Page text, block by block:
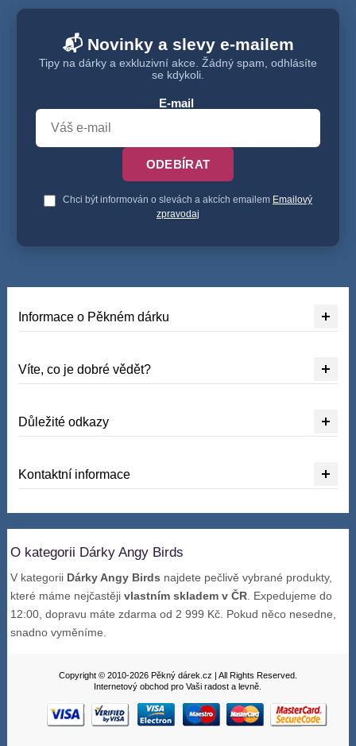
📬 Novinky a slevy e-mailem
Tipy na dárky a exkluzivní akce. Žádný spam, odhlásíte
se kdykoli.
E-mail
ODEBÍRAT
Chci být informován o slevách a akcích emailem Emailový
zpravodaj
Informace o Pěkném dárku
Víte, co je dobré vědět?
Důležité odkazy
Kontaktní informace
O kategorii Dárky Angy Birds
V kategorii Dárky Angy Birds najdete pečlivě vybrané produkty,
které máme nejčastějivlastním skladem v ČR . Expedujeme do
12:00, dopravu máte zdarma od 2 999 Kč. Pokud něco nesedne,
snadno vyměníme.
Copyright © 2010-2026 Pěkný dárek.cz | All Rights Reserved.
Internetový obchod pro Vaši radost a levně.